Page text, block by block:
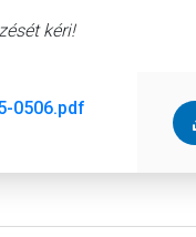
kéri!
0506.pdf